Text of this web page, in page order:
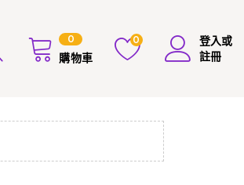
0
購物車
0
登入或
註冊